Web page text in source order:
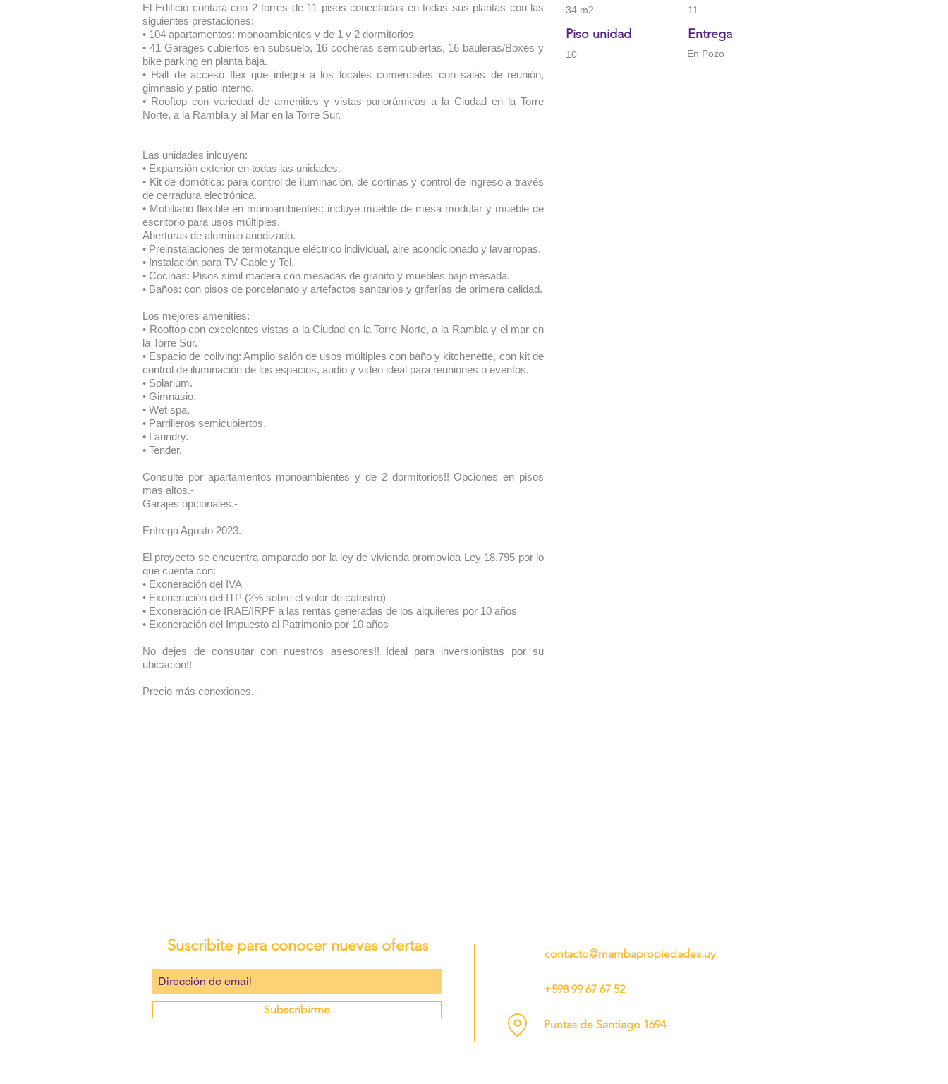
El Edificio contará con 2 torres de 11 pisos conectadas en todas sus plantas con las
siguientes prestaciones:
• 104 apartamentos: monoambientes y de 1 y 2 dormitorios
• 41 Garages cubiertos en subsuelo, 16 cocheras semicubiertas, 16 bauleras/Boxes y
bike parking en planta baja.
• Hall de acceso flex que integra a los locales comerciales con salas de reunión,
gimnasio y patio interno.
• Rooftop con variedad de amenities y vistas panorámicas a la Ciudad en la Torre
Norte, a la Rambla y al Mar en la Torre Sur.
Las unidades inlcuyen:
• Expansión exterior en todas las unidades.
• Kit de domótica: para control de iluminación, de cortinas y control de ingreso a través
de cerradura electrónica.
• Mobiliario flexible en monoambientes: incluye mueble de mesa modular y mueble de
escritorio para usos múltiples.
Aberturas de aluminio anodizado.
• Preinstalaciones de termotanque eléctrico individual, aire acondicionado y lavarropas.
• Instalación para TV Cable y Tel.
• Cocinas: Pisos simil madera con mesadas de granito y muebles bajo mesada.
• Baños: con pisos de porcelanato y artefactos sanitarios y griferías de primera calidad.
Los mejores amenities:
• Rooftop con excelentes vistas a la Ciudad en la Torre Norte, a la Rambla y el mar en
la Torre Sur.
• Espacio de coliving: Amplio salón de usos múltiples con baño y kitchenette, con kit de
control de iluminación de los espacios, audio y video ideal para reuniones o eventos.
• Solarium.
• Gimnasio.
• Wet spa.
• Parrilleros semicubiertos.
• Laundry.
• Tender.
Consulte por apartamentos monoambientes y de 2 dormitorios!! Opciones en pisos
mas altos.-
Garajes opcionales.-
Entrega Agosto 2023.-
El proyecto se encuentra amparado por la ley de vivienda promovida Ley 18.795 por lo
que cuenta con:
• Exoneración del IVA
• Exoneración del ITP (2% sobre el valor de catastro)
• Exoneración de IRAE/IRPF a las rentas generadas de los alquileres por 10 años
• Exoneración del Impuesto al Patrimonio por 10 años
No dejes de consultar con nuestros asesores!! Ideal para inversionistas por su
ubicación!!
Precio más conexiones.-
34 m2
Piso unidad
10
11
Entrega
En Pozo
Suscribite para conocer nuevas ofertas
Subscribirme
contacto@mambapropiedades.uy
+598 99 67 67 52
Puntas de Santiago 1694